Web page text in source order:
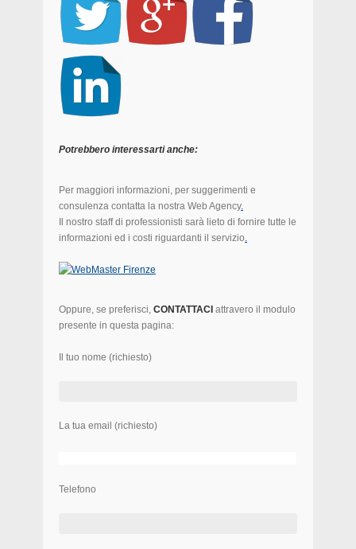
Potrebbero interessarti anche:
Per maggiori informazioni, per suggerimenti e
consulenza contatta la nostra Web Agency.
Il nostro staff di professionisti sarà lieto di fornire tutte le
informazioni ed i costi riguardanti il servizio.
Oppure, se preferisci, CONTATTACI attravero il modulo
presente in questa pagina:
Il tuo nome (richiesto)
La tua email (richiesto)
Telefono